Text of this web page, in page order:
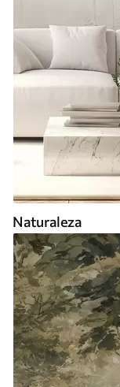
Naturaleza